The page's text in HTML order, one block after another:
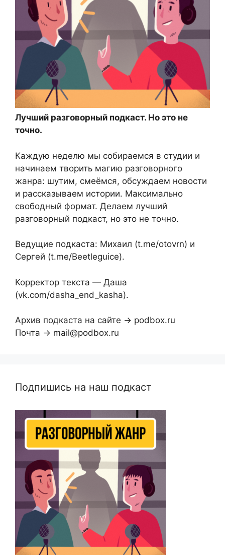
Лучший разговорный подкаст. Но это не
точно.
Каждую неделю мы собираемся в студии и
начинаем творить магию разговорного
жанра: шутим, смеёмся, обсуждаем новости
и рассказываем истории. Максимально
свободный формат. Делаем лучший
разговорный подкаст, но это не точно.
Ведущие подкаста: Михаил (t.me/otovrn) и
Сергей (t.me/Beetleguice).
Корректор текста — Даша
(vk.com/dasha_end_kasha).
Архив подкаста на сайте → podbox.ru
Почта → mail@podbox.ru
Подпишись на наш подкаст